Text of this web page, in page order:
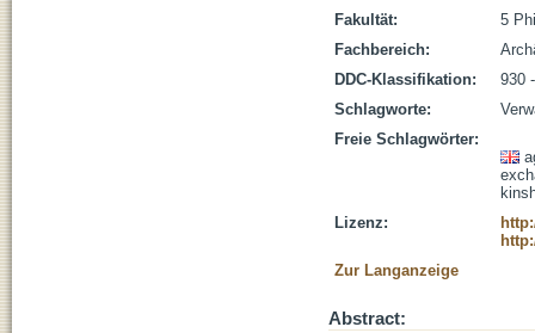
Fakultät:
5
Fachbereich:
DDC-Klassifikation:
930
Schlagworte:
Freie Schlagwörter:
Lizenz:
Zur Langanzeige
Abstract: